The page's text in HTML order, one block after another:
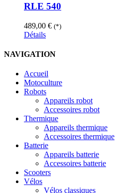
RLE 540
489,00 € (*)
Détails
NAVIGATION
Accueil
Motoculture
Robots
Appareils robot
Accessoires robot
Thermique
Appareils thermique
Accessoires thermique
Batterie
Appareils batterie
Accessoires batterie
Scooters
Vélos
Vélos classiques